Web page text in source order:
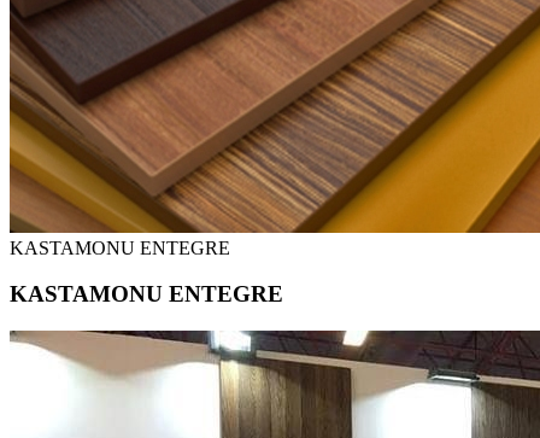
KASTAMONU ENTEGRE
KASTAMONU ENTEGRE